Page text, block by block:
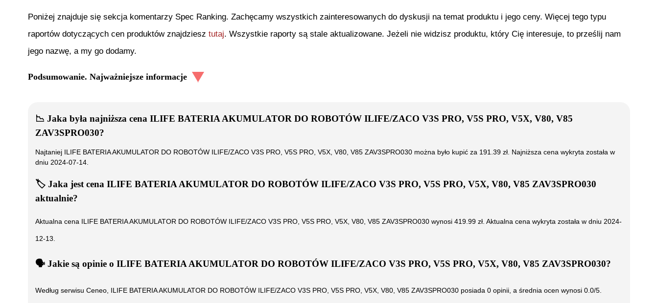
Poniżej znajduje się sekcja komentarzy Spec Ranking. Zachęcamy wszystkich zainteresowanych do dyskusji na temat produktu i jego ceny. Więcej tego typu
raportów dotyczących cen produktów znajdziesz tutaj. Wszystkie raporty są stale aktualizowane. Jeżeli nie widzisz produktu, który Cię interesuje, to prześlij nam
jego nazwę, a my go dodamy.
Podsumowanie. Najważniejsze informacje
📉 Jaka była najniższa cena ILIFE BATERIA AKUMULATOR DO ROBOTÓW ILIFE/ZACO V3S PRO, V5S PRO, V5X, V80, V85
ZAV3SPRO030?
Najtaniej ILIFE BATERIA AKUMULATOR DO ROBOTÓW ILIFE/ZACO V3S PRO, V5S PRO, V5X, V80, V85 ZAV3SPRO030 można było kupić za 191.39 zł. Najniższa cena wykryta została w
dniu 2024-07-14.
🏷️ Jaka jest cena ILIFE BATERIA AKUMULATOR DO ROBOTÓW ILIFE/ZACO V3S PRO, V5S PRO, V5X, V80, V85 ZAV3SPRO030
aktualnie?
Aktualna cena ILIFE BATERIA AKUMULATOR DO ROBOTÓW ILIFE/ZACO V3S PRO, V5S PRO, V5X, V80, V85 ZAV3SPRO030 wynosi 419.99 zł. Aktualna cena wykryta została w dniu 2024-
12-13
🗣️ ️ Jakie są opinie o ILIFE BATERIA AKUMULATOR DO ROBOTÓW ILIFE/ZACO V3S PRO, V5S PRO, V5X, V80, V85 ZAV3SPRO030?
Według serwisu Ceneo, ILIFE BATERIA AKUMULATOR DO ROBOTÓW ILIFE/ZACO V3S PRO, V5S PRO, V5X, V80, V85 ZAV3SPRO030 posiada 0 opinii, a średnia ocen wynosi 0.0/5.